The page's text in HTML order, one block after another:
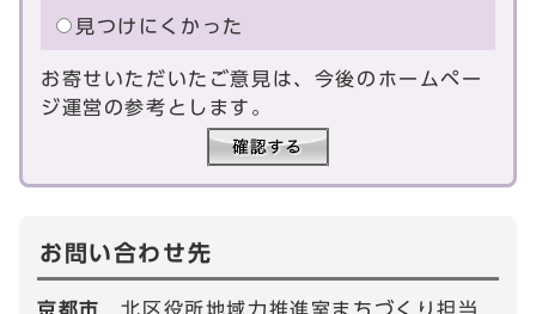
見つけにくかった
お寄せいただいたご意見は、今後のホームペー
ジ運営の参考とします。
お問い合わせ先
京都市北区役所地域力推進室まちづくり担当